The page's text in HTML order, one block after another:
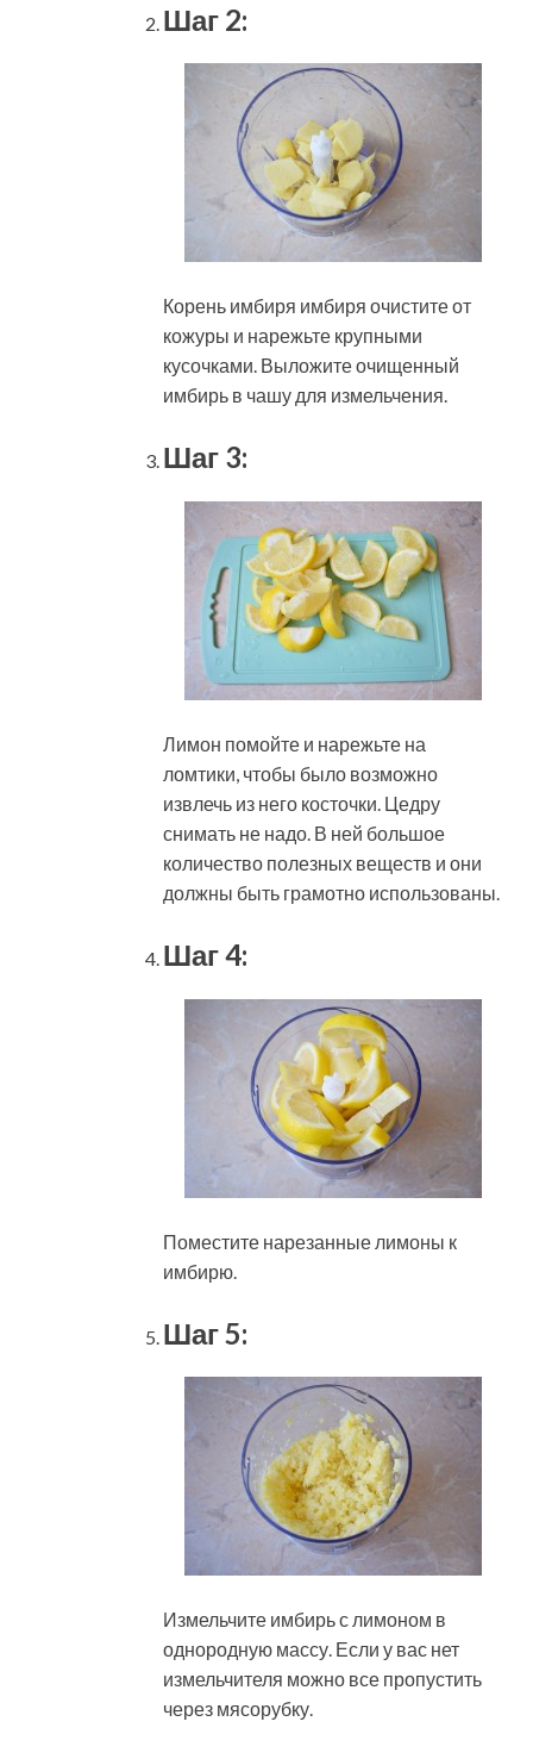
Шаг 2:
Корень имбиря имбиря очистите от
кожуры и нарежьте крупными
кусочками. Выложите очищенный
имбирь в чашу для измельчения.
Шаг 3:
Лимон помойте и нарежьте на
ломтики, чтобы было возможно
извлечь из него косточки. Цедру
снимать не надо. В ней большое
количество полезных веществ и они
должны быть грамотно использованы.
Шаг 4:
Поместите нарезанные лимоны к
имбирю.
Шаг 5:
Измельчите имбирь с лимоном в
однородную массу. Если у вас нет
измельчителя можно все пропустить
через мясорубку.